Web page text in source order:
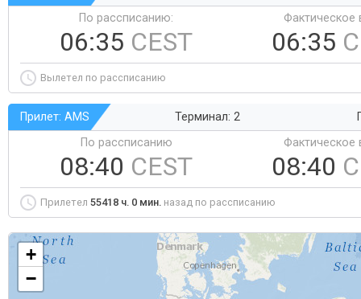
По рассписанию:
06:35 CEST
Фактическое
06:35
Вылетел по рассписанию
Прилет: AMS Терминал: 2
По рассписанию
08:40 CEST
Фактическое
08:40
Прилетел 55418 ч. 0 мин. назад по рассписанию
+
−